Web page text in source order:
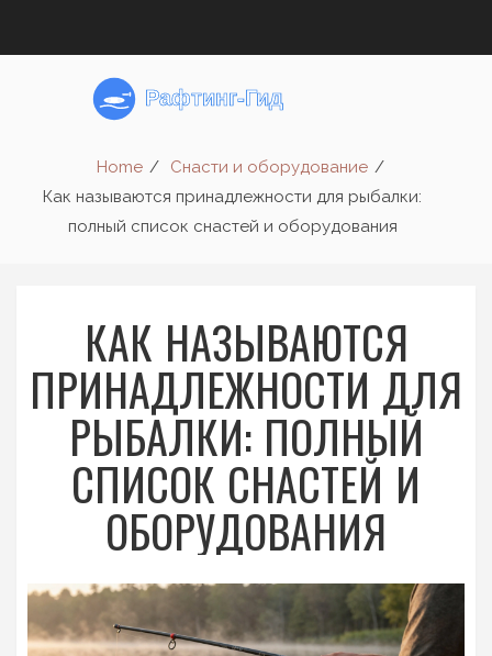
Home
Снасти и оборудование
Как называются принадлежности для рыбалки:
полный список снастей и оборудования
КАК НАЗЫВАЮТСЯ
ПРИНАДЛЕЖНОСТИ ДЛЯ
РЫБАЛКИ: ПОЛНЫЙ
СПИСОК СНАСТЕЙ И
ОБОРУДОВАНИЯ